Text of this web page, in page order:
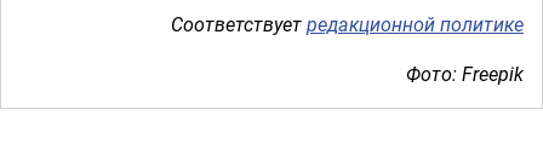
Соответствуетредакционной политике
Фото: Freepik